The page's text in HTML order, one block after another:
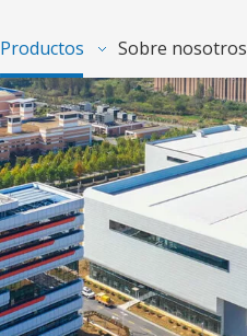
Productos Sobre nosotros